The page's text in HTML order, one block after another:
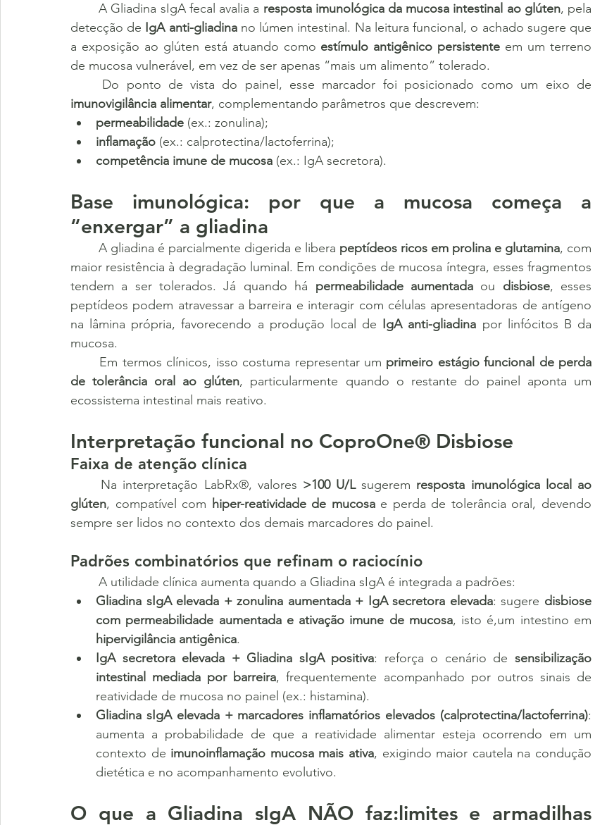
	A Gliadina sIgA fecal avalia a
resposta imunológica da mucosa intestinal ao glúten, pela
detecção de IgA anti-gliadina no lúmen intestinal. Na leitura funcional, o achado sugere que
a exposição ao glúten está atuando como estímulo antigênico persistente em um terreno
de mucosa vulnerável, em vez de ser apenas “mais um alimento” tolerado.
imunovigilância alimentar, complementando parâmetros que descrevem:
permeabilidade (ex.: zonulina);
inflamação (ex.: calprotectina/lactoferrina);
competência imune de mucosa (ex.: IgA secretora).
Base imunológica: por que a mucosa começa a
“enxergar” a gliadina
	A gliadina é parcialmente digerida e libera
peptídeos ricos em prolina e glutamina, com
maior resistência à degradação luminal. Em condições de mucosa íntegra, esses fragmentos
tendem a ser tolerados. Já quando há permeabilidade aumentada ou disbiose, esses
peptídeos podem atravessar a barreira e interagir com células apresentadoras de antígeno
na lâmina própria, favorecendo a produção local de IgA anti-gliadina por linfócitos B da
mucosa.
	Em termos clínicos, isso costuma representar um
primeiro estágio funcional de perda
de tolerância oral ao glúten, particularmente quando o restante do painel aponta um
ecossistema intestinal mais reativo.
Interpretação funcional no CoproOne® Disbiose
Faixa de atenção clínica
	Na interpretação LabRx®, valores
>100 U/L sugerem resposta imunológica local ao
glúten, compatível com hiper-reatividade de mucosa e perda de tolerância oral, devendo
sempre ser lidos no contexto dos demais marcadores do painel.
Padrões combinatórios que refinam o raciocínio
	A utilidade clínica aumenta quando a Gliadina sIgA é integrada a padrões:
Gliadina sIgA elevada + zonulina aumentada + IgA secretora elevada: sugere disbiose
com permeabilidade aumentada e ativação imune de mucosa
hipervigilância antigênica.
IgA secretora elevada + Gliadina sIgA positiva: reforça o cenário de sensibilização
intestinal mediada por barreira, frequentemente acompanhado por outros sinais de
reatividade de mucosa no painel (ex.: histamina).
Gliadina sIgA elevada + marcadores inflamatórios elevados (calprotectina/lactoferrina):
aumenta a probabilidade de que a reatividade alimentar esteja ocorrendo em um
contexto de imunoinflamação mucosa mais ativa, exigindo maior cautela na condução
dietética e no acompanhamento evolutivo.
O que a Gliadina sIgA NÃO faz:limites e armadilhas